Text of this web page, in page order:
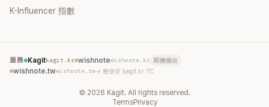
K-Influencer 指數
服務 Kagitkagit.kr wishnotewishnote.kr 即將推出
wishnote.twwishnote.tw→ 整併至 kagit.kr TC
© 2026 Kagit. All rights reserved.
TermsPrivacy